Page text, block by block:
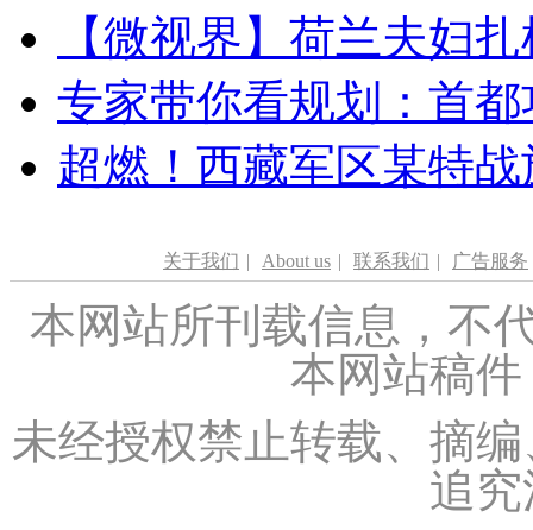
【微视界】荷兰夫妇
专家带你看规划：首
超燃！西藏军区某特
关于我们 | About us | 联系我们 | 广告服务
本网站所刊载信息，不
本网站稿
未经授权禁止转载、摘
追